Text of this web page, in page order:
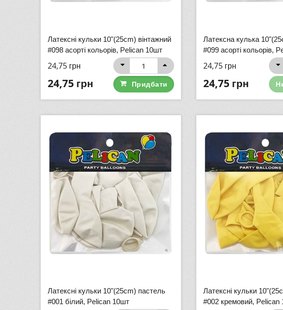
Латексні кульки 10"(25cm) вінтажний
#098 асорті кольорів, Pelican 10шт
24,75 грн
24,75 грн Придбати
Латексна кулька
#099 асорті кольорів,
24,75 грн
24,75 грн
Латексні кульки 10"(25cm) пастель
#001 білий, Pelican 10шт
Латексні кульки
#002 кремовий, Pelican